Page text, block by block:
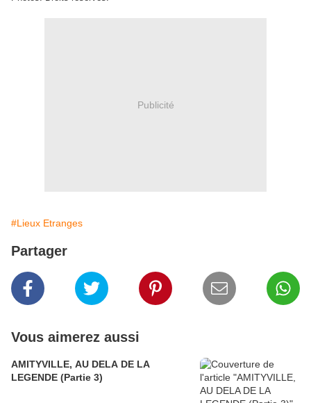
Publicité
#Lieux Etranges
Partager
Vous aimerez aussi
AMITYVILLE, AU DELA DE LA
LEGENDE (Partie 3)